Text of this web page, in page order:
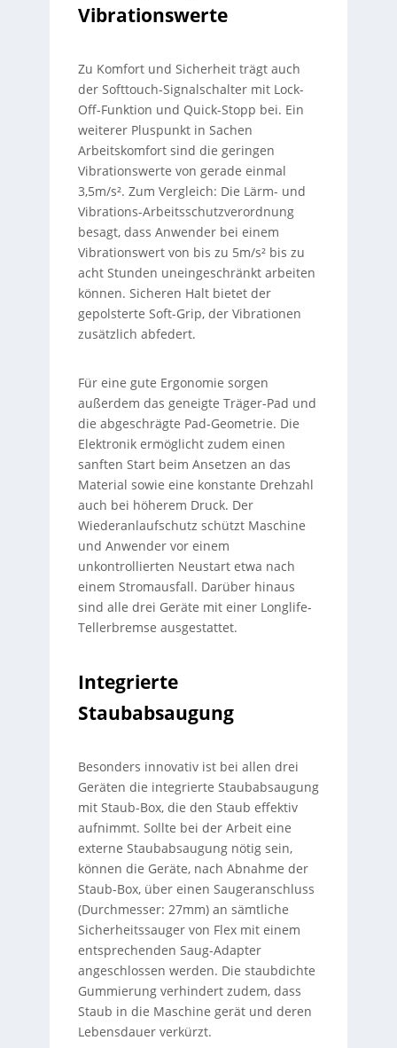
Vibrationswerte
Zu Komfort und Sicherheit trägt auch
der Softtouch-Signalschalter mit Lock-
Off-Funktion und Quick-Stopp bei. Ein
weiterer Pluspunkt in Sachen
Arbeitskomfort sind die geringen
Vibrationswerte von gerade einmal
3,5m/s². Zum Vergleich: Die Lärm- und
Vibrations-Arbeitsschutzverordnung
besagt, dass Anwender bei einem
Vibrationswert von bis zu 5m/s² bis zu
acht Stunden uneingeschränkt arbeiten
können. Sicheren Halt bietet der
gepolsterte Soft-Grip, der Vibrationen
zusätzlich abfedert.
Für eine gute Ergonomie sorgen
außerdem das geneigte Träger-Pad und
die abgeschrägte Pad-Geometrie. Die
Elektronik ermöglicht zudem einen
sanften Start beim Ansetzen an das
Material sowie eine konstante Drehzahl
auch bei höherem Druck. Der
Wiederanlaufschutz schützt Maschine
und Anwender vor einem
unkontrollierten Neustart etwa nach
einem Stromausfall. Darüber hinaus
sind alle drei Geräte mit einer Longlife-
Tellerbremse ausgestattet.
Integrierte
Staubabsaugung
Besonders innovativ ist bei allen drei
Geräten die integrierte Staubabsaugung
mit Staub-Box, die den Staub effektiv
aufnimmt. Sollte bei der Arbeit eine
externe Staubabsaugung nötig sein,
können die Geräte, nach Abnahme der
Staub-Box, über einen Saugeranschluss
(Durchmesser: 27mm) an sämtliche
Sicherheitssauger von Flex mit einem
entsprechenden Saug-Adapter
angeschlossen werden. Die staubdichte
Gummierung verhindert zudem, dass
Staub in die Maschine gerät und deren
Lebensdauer verkürzt.